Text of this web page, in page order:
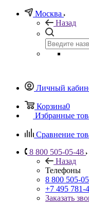
Москва
Назад
Личный
Корзина0
Избранные
Сравнение
8 800 505-05-48
Назад
Телефоны
8 800 505-
+7 495 781-
Заказать